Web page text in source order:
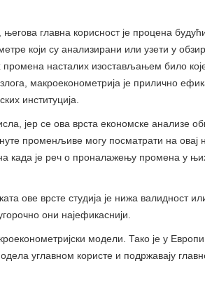
његова главна корисност је процена
који су анализирани или узети у
промена насталих изостављањем било
макроеконометрија је прилично
институција.
јер се ова врста економске анализе
променљиве могу посматрати на овај
када је реч о проналажењу промена у
ове врсте студија је нижа валидност
они најефикаснији.
модели. Тако је у
углавном користе и подржавају